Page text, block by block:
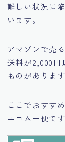
難しい状況に
います。
アマゾンで売
送料が2,000円
ものがありま
ここでおすす
エコムー便です